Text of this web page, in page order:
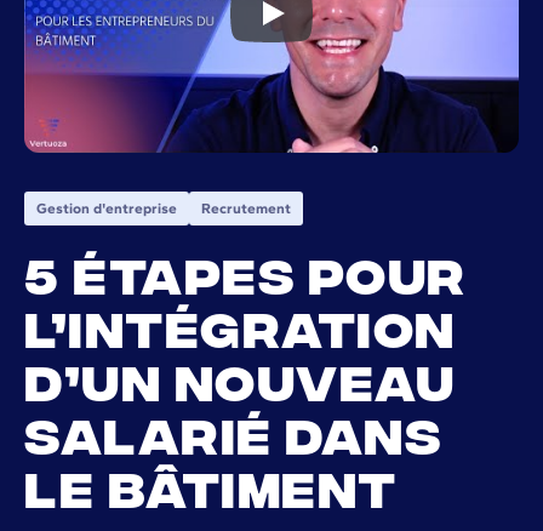
5 étapes pour l’intégration
Gestion d'entreprise Recrutement
5 étapes pour
l’intégration
d’un nouveau
salarié dans
le bâtiment